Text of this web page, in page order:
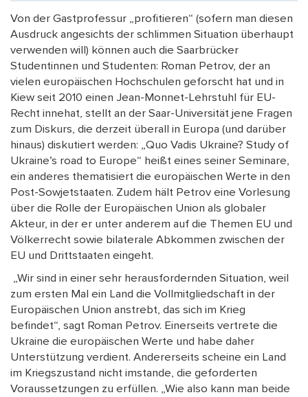
Von der Gastprofessur „profitieren“ (sofern man diesen
Ausdruck angesichts der schlimmen Situation überhaupt
verwenden will) können auch die Saarbrücker
Studentinnen und Studenten: Roman Petrov, der an
vielen europäischen Hochschulen geforscht hat und in
Kiew seit 2010 einen Jean-Monnet-Lehrstuhl für EU-
Recht innehat, stellt an der Saar-Universität jene Fragen
zum Diskurs, die derzeit überall in Europa (und darüber
hinaus) diskutiert werden: „Quo Vadis Ukraine? Study of
Ukraine’s road to Europe“ heißt eines seiner Seminare,
ein anderes thematisiert die europäischen Werte in den
Post-Sowjetstaaten. Zudem hält Petrov eine Vorlesung
über die Rolle der Europäischen Union als globaler
Akteur, in der er unter anderem auf die Themen EU und
Völkerrecht sowie bilaterale Abkommen zwischen der
EU und Drittstaaten eingeht.
„Wir sind in einer sehr herausfordernden Situation, weil
zum ersten Mal ein Land die Vollmitgliedschaft in der
Europäischen Union anstrebt, das sich im Krieg
befindet“, sagt Roman Petrov. Einerseits vertrete die
Ukraine die europäischen Werte und habe daher
Unterstützung verdient. Andererseits scheine ein Land
im Kriegszustand nicht imstande, die geforderten
Voraussetzungen zu erfüllen. „Wie also kann man beide